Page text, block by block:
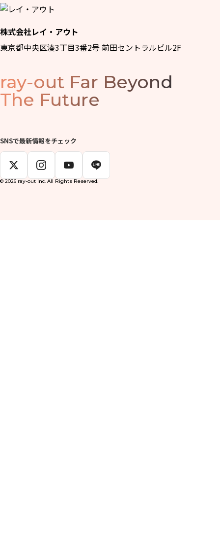
株式会社レイ・アウト
東京都中央区湊3丁目3番2号 前田セントラルビル2F
ray-out Far Beyond
The Future
SNSで最新情報をチェック
© 2026 ray-out Inc. All Rights Reserved.